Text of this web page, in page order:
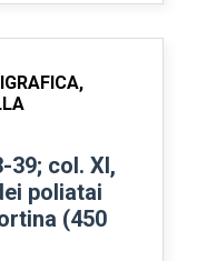
39; col. XI,
poliatai
(450